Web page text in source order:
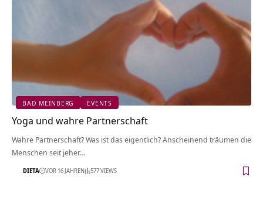
BAD MEINBERG EVENTS
Yoga und wahre Partnerschaft
Wahre Partnerschaft? Was ist das eigentlich? Anscheinend träumen die
Menschen seit jeher…
DIETA VOR 16 JAHREN 577 VIEWS